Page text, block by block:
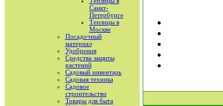
Санкт-
Петербурге
Теплицы в
Москве
Посадочный
материал
Удобрения
Средства защиты
растений
Садовый инвентарь
Садовая техника
Садовое
строительство
Товары для быта